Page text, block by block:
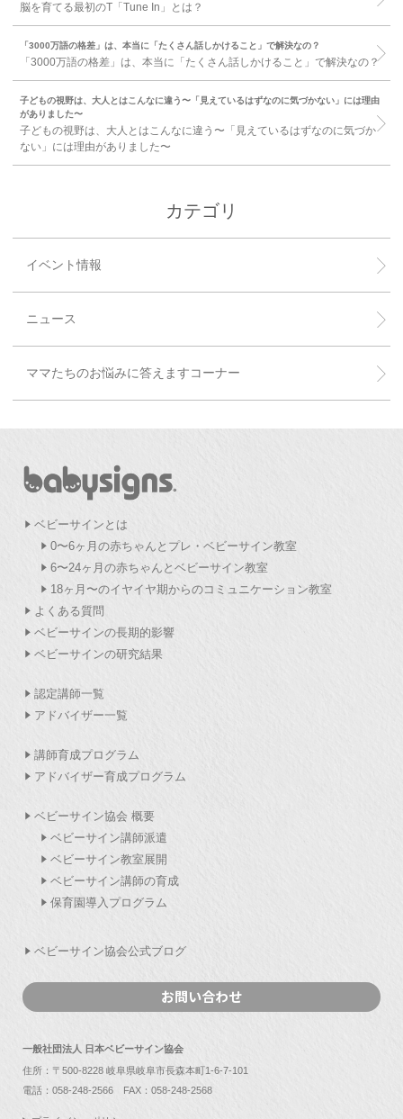
脳を育てる最初のT「Tune In」とは？
「3000万語の格差」は、本当に「たくさん話しかけること」で解決なの？
「3000万語の格差」は、本当に「たくさん話しかけること」で解決なの？
子どもの視野は、大人とはこんなに違う〜「見えているはずなのに気づかない」には理由
がありました〜
子どもの視野は、大人とはこんなに違う〜「見えているはずなのに気づか
ない」には理由がありました〜
カテゴリ
イベント情報
ニュース
ママたちのお悩みに答えますコーナー
ベビーサインとは
0〜6ヶ月の赤ちゃんとプレ・ベビーサイン教室
6〜24ヶ月の赤ちゃんとベビーサイン教室
18ヶ月〜のイヤイヤ期からのコミュニケーション教室
よくある質問
ベビーサインの長期的影響
ベビーサインの研究結果
認定講師一覧
アドバイザー一覧
講師育成プログラム
アドバイザー育成プログラム
ベビーサイン協会 概要
ベビーサイン講師派遣
ベビーサイン教室展開
ベビーサイン講師の育成
保育園導入プログラム
ベビーサイン協会公式ブログ
お問い合わせ
一般社団法人 日本ベビーサイン協会
住所：〒500-8228 岐阜県岐阜市長森本町1-6-7-101
電話： 058-248-2566 FAX：058-248-2568